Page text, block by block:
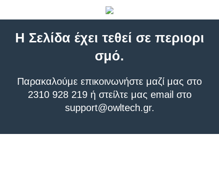
Η Σελίδα έχει τεθεί σε περιορι
σμό.
Παρακαλούμε επικοινωνήστε μαζί μας στο
2310 928 219 ή στείλτε μας email στο
support@owltech.gr.